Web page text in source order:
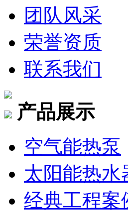
团队风采
荣誉资质
联系我们
产品展示
空气能热泵
太阳能热水
经典工程案